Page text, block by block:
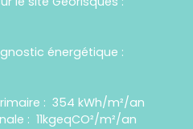
énergétique :
: 354 kWh/m²/an
: 11kgeqCO²/m²/an